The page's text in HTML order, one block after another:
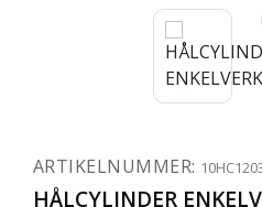
ARTIKELNUMMER:
HÅLCYLINDER